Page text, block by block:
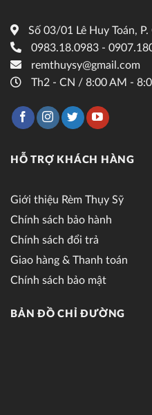
Số 03/01 Lê Huy Toán,
0983.18.0983 -
remthuysy@gmail.com
Th2 - CN / 8:00 AM -
HỖ TRỢ KHÁCH HÀNG
Giới thiệu Rèm Thụy Sỹ
Chính sách bảo hành
Chính sách đổi trả
Giao hàng & Thanh toán
Chính sách bảo mật
BẢN ĐỒ CHỈ ĐƯỜNG